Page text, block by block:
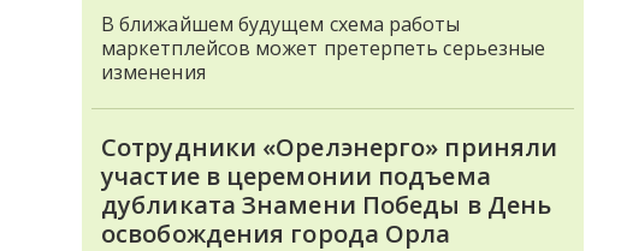
В ближайшем будущем схема работы
маркетплейсов может претерпеть серьезные
изменения
Сотрудники «Орелэнерго» приняли
участие в церемонии подъема
дубликата Знамени Победы в День
освобождения города Орла